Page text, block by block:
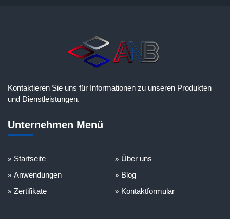
Kontaktieren Sie uns für Informationen zu unseren Produkten
und Dienstleistungen.
Unternehmen Menü
Startseite
Über uns
Anwendungen
Blog
Zertifikate
Kontaktformular